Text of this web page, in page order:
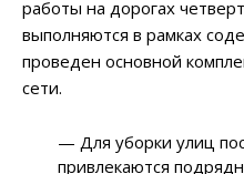
работы на дорогах
выполняются в рамках
проведен основной
сети.
— Для уборки улиц
привлекаются